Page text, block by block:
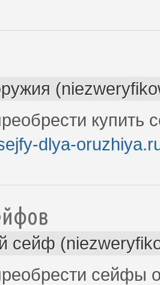
купить
dlya-
сейф
сейфы